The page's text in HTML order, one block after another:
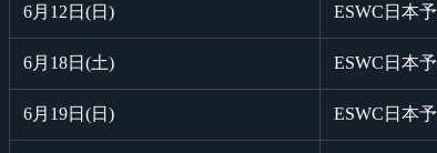
6月12日(日) ESWC日本
6月18日(土) ESWC日本
6月19日(日) ESWC日本